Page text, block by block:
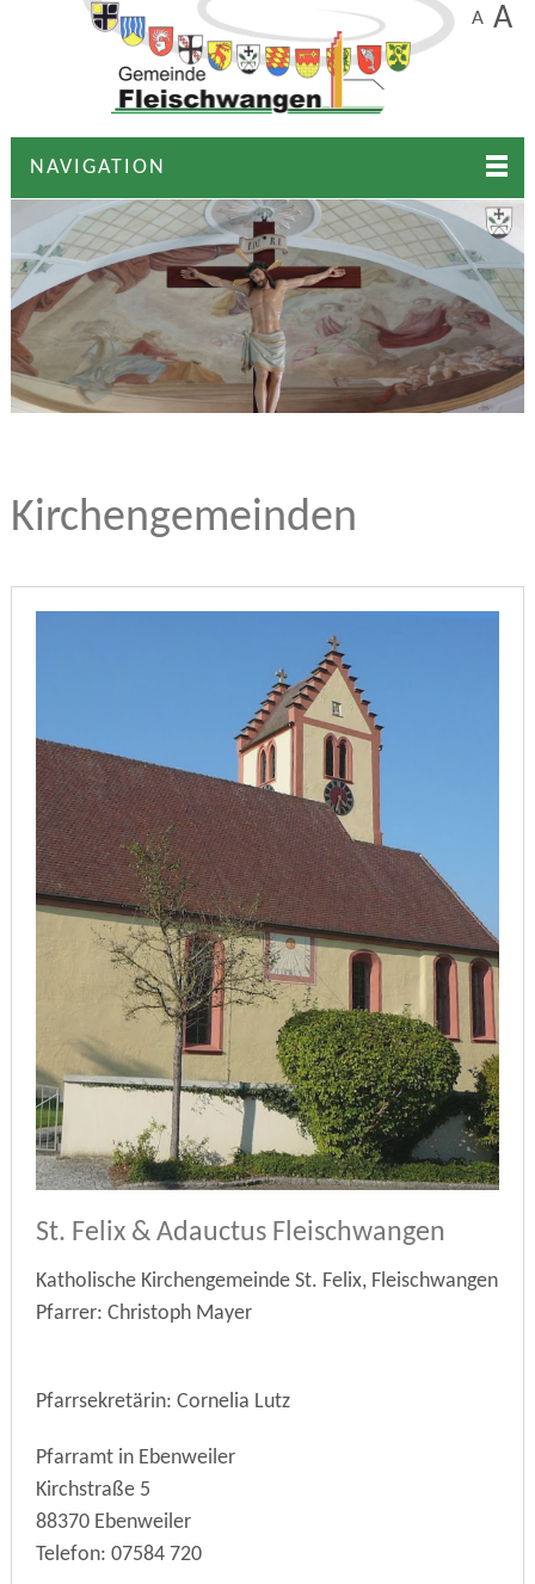
A A
NAVIGATION
Kirchengemeinden
St. Felix & Adauctus Fleischwangen
Katholische Kirchengemeinde St. Felix, Fleischwangen
Pfarrer: Christoph Mayer
Pfarrsekretärin: Cornelia Lutz
Pfarramt in Ebenweiler
Kirchstraße 5
88370 Ebenweiler
Telefon: 07584 720